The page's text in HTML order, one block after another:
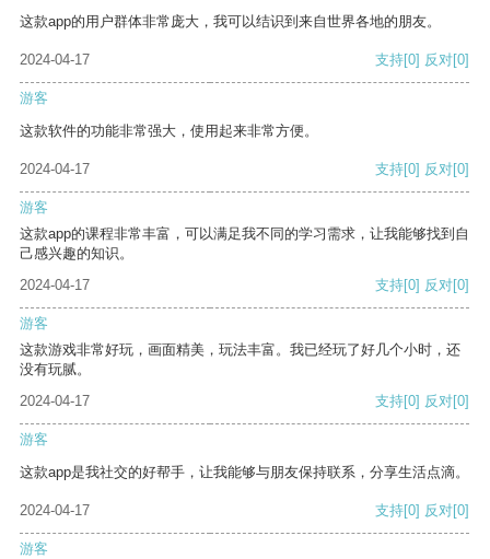
这款app的用户群体非常庞大，我可以结识到来自世界各地的朋友。
2024-04-17 支持[0] 反对[0]
游客
这款软件的功能非常强大，使用起来非常方便。
2024-04-17 支持[0] 反对[0]
游客
这款app的课程非常丰富，可以满足我不同的学习需求，让我能够找到自
己感兴趣的知识。
2024-04-17
支持[0] 反对[0]
游客
这款游戏非常好玩，画面精美，玩法丰富。我已经玩了好几个小时，还
没有玩腻。
2024-04-17
支持[0] 反对[0]
游客
这款app是我社交的好帮手，让我能够与朋友保持联系，分享生活点滴。
2024-04-17 支持[0] 反对[0]
游客